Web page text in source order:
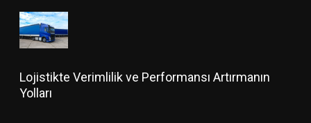
Lojistikte Verimlilik ve Performansı Artırmanın
Yolları